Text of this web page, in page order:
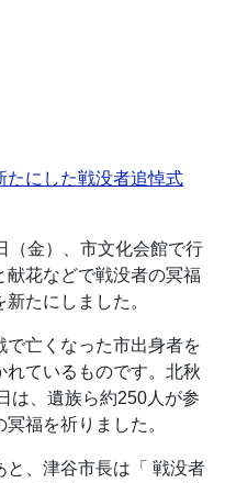
たにした戦没者追悼式
（金）、市文化会館で行
献花などで戦没者の冥福
新たにしました。
亡くなった市出身者を
ているものです。北秋
は、遺族ら約250人が参
福を祈りました。
、津谷市長は「 戦没者